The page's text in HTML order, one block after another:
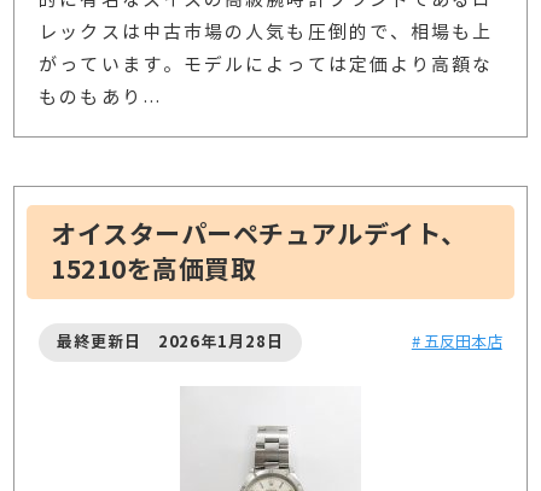
レックスは中古市場の人気も圧倒的で、相場も上
がっています。モデルによっては定価より高額な
ものもあり …
オイスターパーペチュアルデイト、
15210を高価買取
最終更新日 2026年1月28日 # 五反田本店